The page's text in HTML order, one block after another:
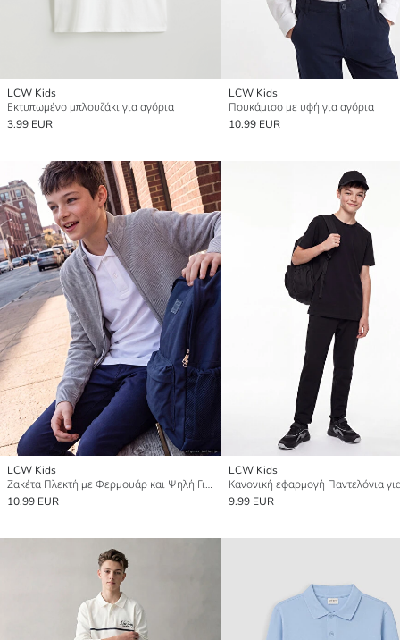
LCW Kids
Εκτυπωμένο μπλουζάκι για αγόρια
3.99 EUR
LCW Kids
Πουκάμισο με υφή για αγόρια
10.99 EUR
LCW Kids
Ζακέτα Πλεκτή με Φερμουάρ και Ψηλή Γιακά για αγόρια
10.99 EUR
LCW Kids
9.99 EUR